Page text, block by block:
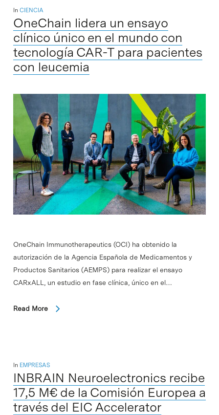
In CIENCIA
OneChain lidera un ensayo
clínico único en el mundo con
tecnología CAR-T para pacientes
con leucemia
OneChain Immunotherapeutics (OCI) ha obtenido la
autorización de la Agencia Española de Medicamentos y
Productos Sanitarios (AEMPS) para realizar el ensayo
CARxALL, un estudio en fase clínica, único en el…
Read More
In EMPRESAS
INBRAIN Neuroelectronics recibe
17,5 M€ de la Comisión Europea a
través del EIC Accelerator